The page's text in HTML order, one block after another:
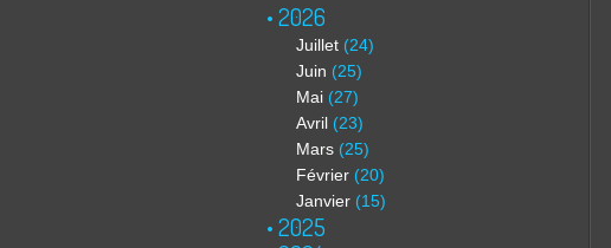
2026
Juillet (24)
Juin (25)
Mai (27)
Avril (23)
Mars (25)
Février (20)
Janvier (15)
2025